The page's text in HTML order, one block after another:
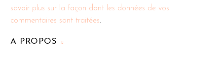
savoir plus sur la façon dont les données de vos
commentaires sont traitées.
A PROPOS